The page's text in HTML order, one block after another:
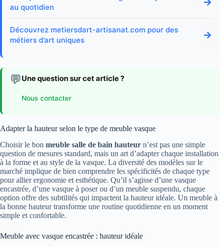
au quotidien
Découvrez metiersdart-artisanat.com pour des
métiers d’art uniques
→
💬 Une question sur cet article ?
Nous contacter
Adapter la hauteur selon le type de meuble vasque
Choisir le bon meuble salle de bain hauteur n’est pas une simple
question de mesures standard, mais un art d’adapter chaque installation
à la forme et au style de la vasque. La diversité des modèles sur le
marché implique de bien comprendre les spécificités de chaque type
pour allier ergonomie et esthétique. Qu’il s’agisse d’une vasque
encastrée, d’une vasque à poser ou d’un meuble suspendu, chaque
option offre des subtilités qui impactent la hauteur idéale. Un meuble à
la bonne hauteur transforme une routine quotidienne en un moment
simple et confortable.
Meuble avec vasque encastrée : hauteur idéale